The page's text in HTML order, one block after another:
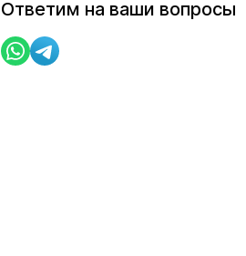
Ответим на ваши вопросы